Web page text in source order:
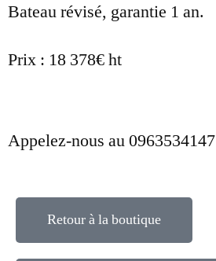
Bateau révisé, garantie 1 an.
Prix : 18 378€ ht
Appelez-nous au 0963534147
Retour à la boutique